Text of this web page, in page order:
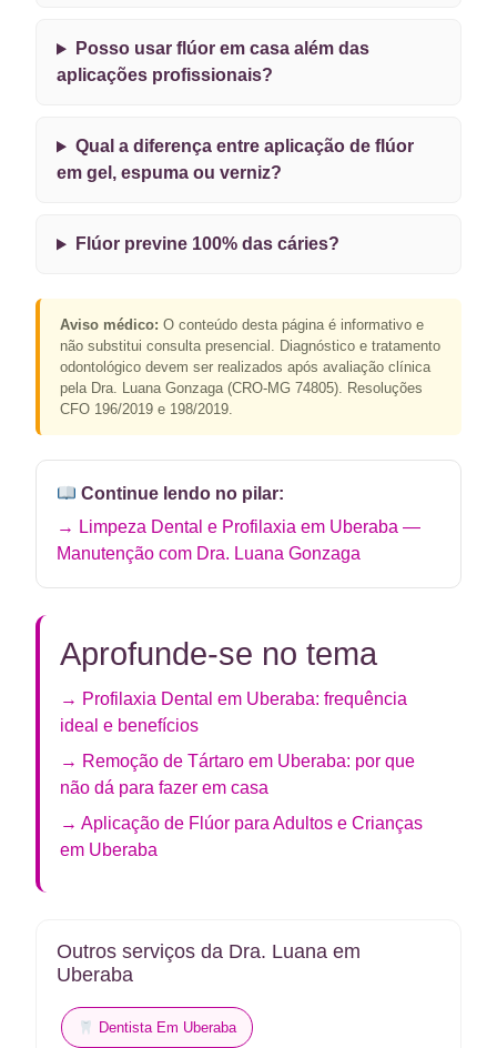
Posso usar flúor em casa além das
aplicações profissionais?
Qual a diferença entre aplicação de flúor
em gel, espuma ou verniz?
Flúor previne 100% das cáries?
Aviso médico: O conteúdo desta página é informativo e
não substitui consulta presencial. Diagnóstico e tratamento
odontológico devem ser realizados após avaliação clínica
pela Dra. Luana Gonzaga (CRO-MG 74805). Resoluções
CFO 196/2019 e 198/2019.
Continue lendo no pilar:
→ Limpeza Dental e Profilaxia em Uberaba —
Manutenção com Dra. Luana Gonzaga
Aprofunde-se no tema
→ Profilaxia Dental em Uberaba: frequência
ideal e benefícios
→ Remoção de Tártaro em Uberaba: por que
não dá para fazer em casa
→ Aplicação de Flúor para Adultos e Crianças
em Uberaba
Outros serviços da Dra. Luana em
Uberaba
Dentista Em Uberaba